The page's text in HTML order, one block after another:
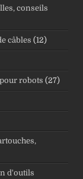
conseils
câbles (12)
robots (27)
d'outils